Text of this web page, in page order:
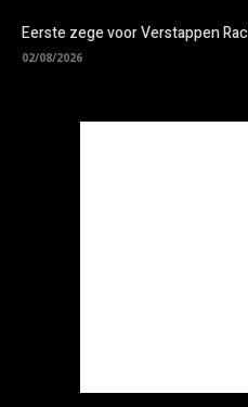
Eerste zege voor Verstappen
02/08/2026